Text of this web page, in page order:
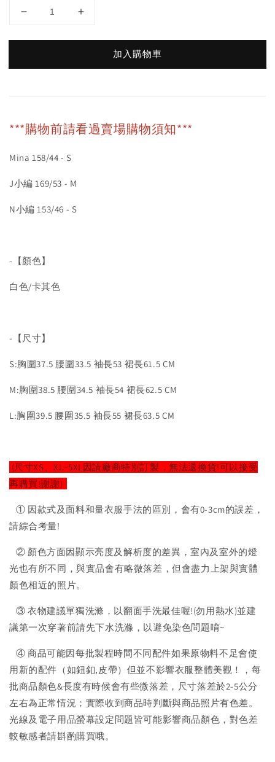
加入購物車
***購物前請看過賣場購物須知***
Mina 158/44 - S
J小編 169/53 - M
N小編 153/46 - S
-【顏色】
白色/卡其色
-【尺寸】
S:胸圍37.5 腰圍33.5 袖長53 裙長61.5 CM
M:胸圍38.5 腰圍34.5 袖長54 裙長62.5 CM
L:胸圍39.5 腰圍35.5 袖長55 裙長63.5 CM
(尺寸XS、XL~5XL因請廠商特別訂製，無法退換貨!可以接受
再購買!謝謝)
① 因款式及面料和量衣服手法的區別，會有0-3cm的誤差，
請綜合考量!
② 顏色方面因顯示亮度及解析度的差異，室內及室外的燈
光也有所不同，與實品會有略微落差，但會盡力上架與實體
顏色相近的照片。
③ 衣物建議單獨洗滌，以翻面手洗最佳喔!(勿用熱水)並建
議第一次穿著前請先下水洗滌，以避免染色問題唷~
④ 商品可能因每批製程時間不同配件如果原物料不足會使
用新的配件（如鈕釦,皮帶）但並不影響衣服整體美觀！，每
批商品顏色&長度有時候會有些微落差，尺寸落差於2-5公分
左右為正常情況；實際收到商品時判斷與商品照片有色差。
光線及電子用品螢幕設定問題皆可能影響商品顏色，對色差
較敏感者請斟酌購買哦。